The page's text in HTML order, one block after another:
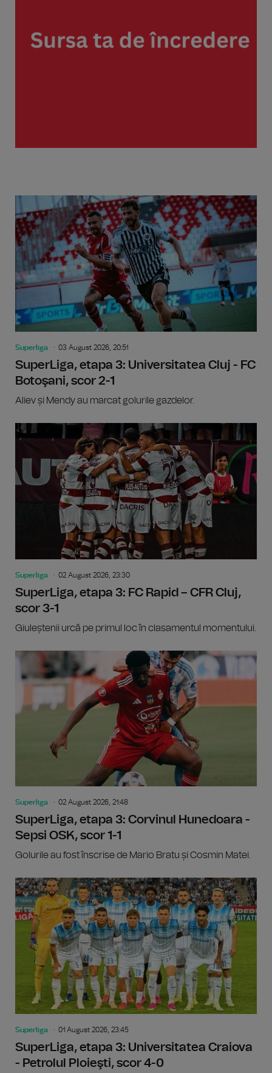
Superliga 03 August 2026, 20:51
SuperLiga, etapa 3: Universitatea Cluj - FC
Botoşani, scor 2-1
Aliev și Mendy au marcat golurile gazdelor.
Superliga 02 August 2026, 23:30
SuperLiga, etapa 3: FC Rapid – CFR Cluj,
scor 3-1
Giuleștenii urcă pe primul loc în clasamentul momentului.
Superliga 02 August 2026, 21:48
SuperLiga, etapa 3: Corvinul Hunedoara -
Sepsi OSK, scor 1-1
Golurile au fost înscrise de Mario Bratu și Cosmin Matei.
Superliga 01 August 2026, 23:45
SuperLiga, etapa 3: Universitatea Craiova
- Petrolul Ploieşti, scor 4-0